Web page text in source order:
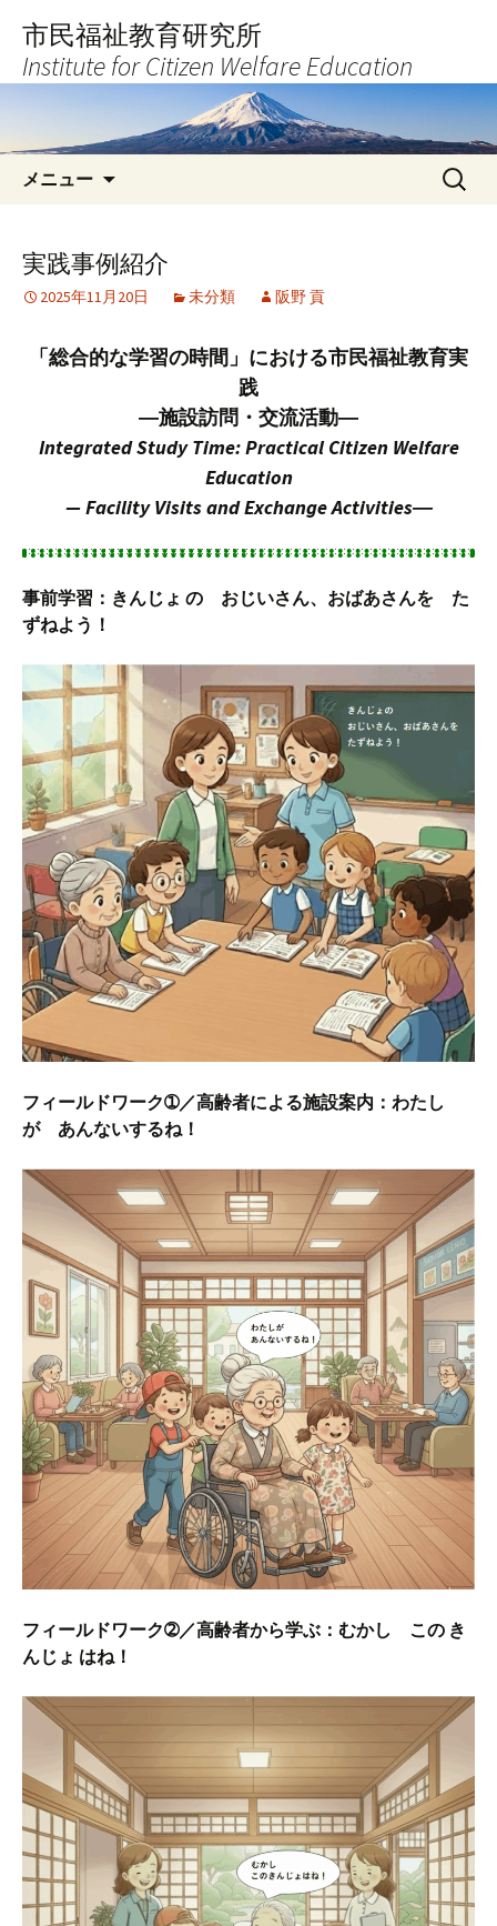
へ
キ
市民福祉教育研究所
Institute for Citizen Welfare Education
メニュー
検
索:
実践事例紹介
2025年11月20日 未分類 阪野 貢
「総合的な学習の時間」における市民福祉教育実
践
―施設訪問・交流活動―
Integrated Study Time:Practical Citizen Welfare
Education
— Facility Visits and Exchange Activities―
事前学習：きんじょ の おじいさん、おばあさんを た
ずねよう！
フィールドワーク➀／高齢者による施設案内：わたし
が あんないするね！
フィールドワーク➁／高齢者から学ぶ：むかし この き
んじょ はね！